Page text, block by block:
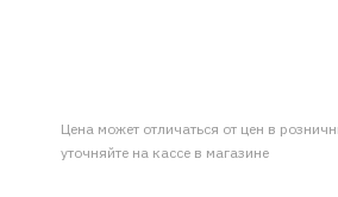
Цена может отличаться от цен в
уточняйте на кассе в магазине